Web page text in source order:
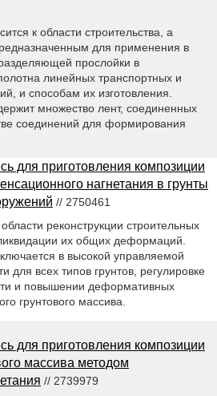
к области строительства, а
для применения в
прослойки в
линейных транспортных и
и способам их изготовления.
множество лент, соединенных
соединений для формирования
для приготовления композиции
нагнетания в грунты
// 2750461
реконструкции строительных
их общих деформаций.
в высокой управляемой
для всех типов грунтов, регулировке
и повышении деформативных
грунтового массива.
для приготовления композиции
массива методом
// 2739979